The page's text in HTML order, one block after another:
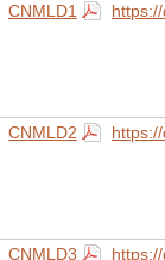
CNMLD1
CNMLD2
CNMLD3